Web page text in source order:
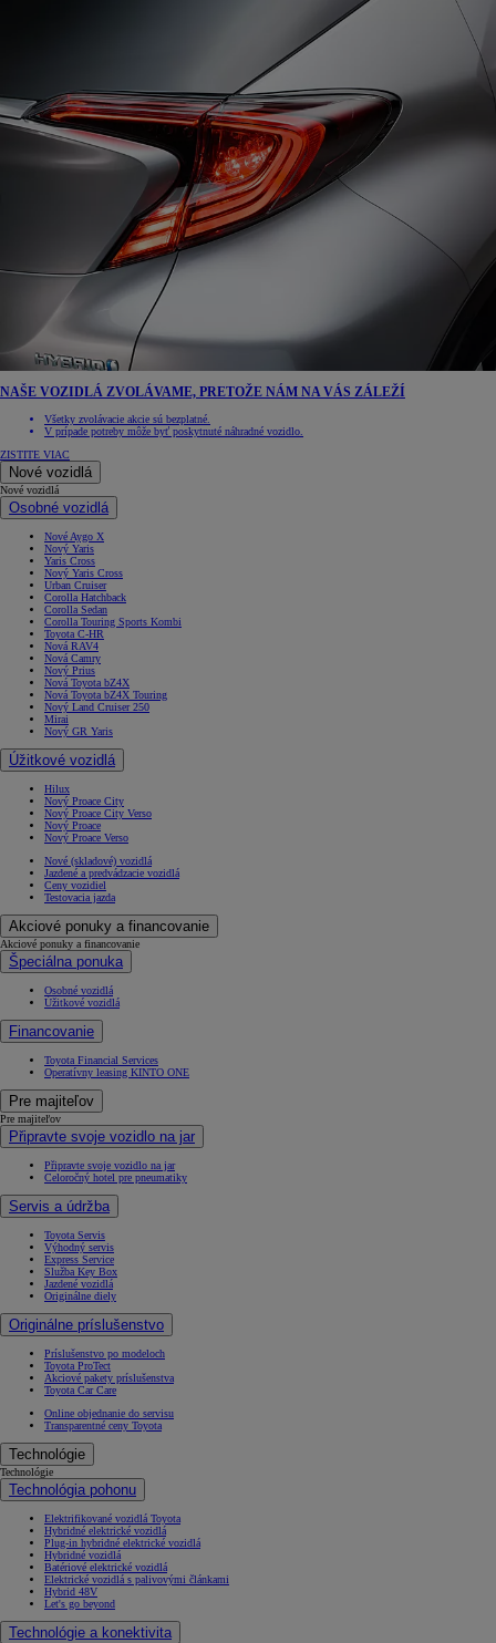
NAŠE VOZIDLÁ ZVOLÁVAME, PRETOŽE NÁM NA VÁS ZÁLEŽÍ
Všetky zvolávacie akcie sú bezplatné.
V prípade potreby môže byť poskytnuté náhradné vozidlo.
ZISTITE VIAC
Nové vozidlá
Nové vozidlá
Osobné vozidlá
Nové Aygo X
Nový Yaris
Yaris Cross
Nový Yaris Cross
Urban Cruiser
Corolla Hatchback
Corolla Sedan
Corolla Touring Sports Kombi
Toyota C-HR
Nová RAV4
Nová Camry
Nový Prius
Nová Toyota bZ4X
Nová Toyota bZ4X Touring
Nový Land Cruiser 250
Mirai
Nový GR Yaris
Úžitkové vozidlá
Hilux
Nový Proace City
Nový Proace City Verso
Nový Proace
Nový Proace Verso
Nové (skladové) vozidlá
Jazdené a predvádzacie vozidlá
Ceny vozidiel
Testovacia jazda
Akciové ponuky a financovanie
Akciové ponuky a financovanie
Špeciálna ponuka
Osobné vozidlá
Úžitkové vozidlá
Financovanie
Toyota Financial Services
Operatívny leasing KINTO ONE
Pre majiteľov
Pre majiteľov
Připravte svoje vozidlo na jar
Připravte svoje vozidlo na jar
Celoročný hotel pre pneumatiky
Servis a údržba
Toyota Servis
Výhodný servis
Express Service
Služba Key Box
Jazdené vozidlá
Originálne diely
Originálne príslušenstvo
Príslušenstvo po modeloch
Toyota ProTect
Akciové pakety príslušenstva
Toyota Car Care
Online objednanie do servisu
Transparentné ceny Toyota
Technológie
Technológie
Technológia pohonu
Elektrifikované vozidlá Toyota
Hybridné elektrické vozidlá
Plug-in hybridné elektrické vozidlá
Hybridné vozidlá
Batériové elektrické vozidlá
Elektrické vozidlá s palivovými článkami
Hybrid 48V
Let's go beyond
Technológie a konektivita